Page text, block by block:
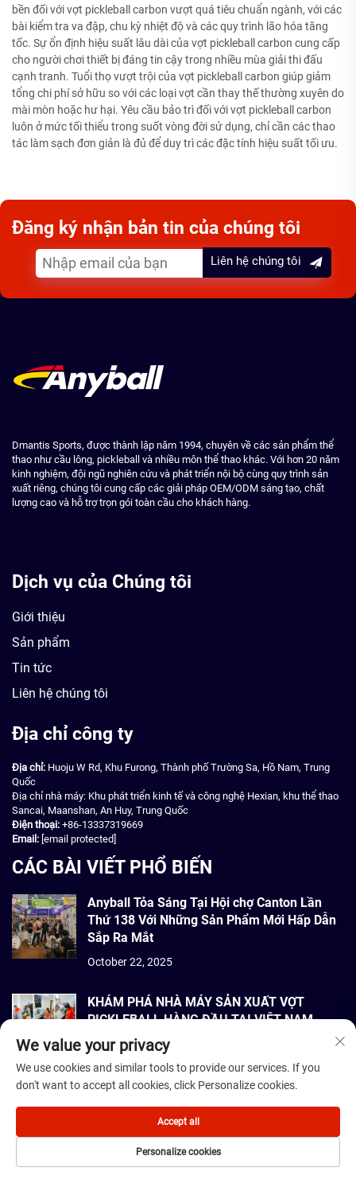
bền đối với vợt pickleball carbon vượt quá tiêu chuẩn ngành, với các
bài kiểm tra va đập, chu kỳ nhiệt độ và các quy trình lão hóa tăng
tốc. Sự ổn định hiệu suất lâu dài của vợt pickleball carbon cung cấp
cho người chơi thiết bị đáng tin cậy trong nhiều mùa giải thi đấu
cạnh tranh. Tuổi thọ vượt trội của vợt pickleball carbon giúp giảm
tổng chi phí sở hữu so với các loại vợt cần thay thế thường xuyên do
mài mòn hoặc hư hại. Yêu cầu bảo trì đối với vợt pickleball carbon
luôn ở mức tối thiểu trong suốt vòng đời sử dụng, chỉ cần các thao
tác làm sạch đơn giản là đủ để duy trì các đặc tính hiệu suất tối ưu.
Đăng ký nhận bản tin của chúng tôi
Liên hệ chúng tôi
Dmantis Sports, được thành lập năm 1994, chuyên về các sản phẩm thể
thao như cầu lông, pickleball và nhiều môn thể thao khác. Với hơn 20 năm
kinh nghiệm, đội ngũ nghiên cứu và phát triển nội bộ cùng quy trình sản
xuất riêng, chúng tôi cung cấp các giải pháp OEM/ODM sáng tạo, chất
lượng cao và hỗ trợ trọn gói toàn cầu cho khách hàng.
Dịch vụ của Chúng tôi
Giới thiệu
Sản phẩm
Tin tức
Liên hệ chúng tôi
Địa chỉ công ty
Địa chỉ: Huoju W Rd, Khu Furong, Thành phố Trường Sa, Hồ Nam, Trung
Quốc
Địa chỉ nhà máy: Khu phát triển kinh tế và công nghệ Hexian, khu thể thao
Sancai, Maanshan, An Huy, Trung Quốc
Điện thoại: +86-13337319669
Email: [email protected]
CÁC BÀI VIẾT PHỔ BIẾN
Anyball Tỏa Sáng Tại Hội chợ Canton Lần
Thứ 138 Với Những Sản Phẩm Mới Hấp Dẫn
Sắp Ra Mắt
October 22, 2025
KHÁM PHÁ NHÀ MÁY SẢN XUẤT VỢT
PICKLEBALL HÀNG ĐẦU TẠI VIỆT NAM
September 22, 2025
Bản quyền © 2026 Dmantis Sports Goods Co., Ltd. Bắc Kinh Bảo lưu mọi
quyền. - Chính sách bảo mật
We value your privacy
We use cookies and similar tools to provide our services. If you
don't want to accept all cookies, click Personalize cookies.
Personalize cookies
Accept all